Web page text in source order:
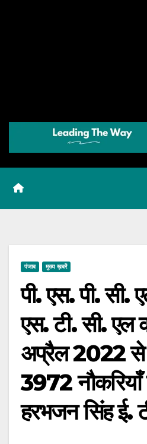
पंजाब मुख्य ख़बरें
पी. एस. पी. सी.
एस. टी. सी. एल
अप्रैल 2022
3972 नौकरियाँ
हरभजन सिंह ई.